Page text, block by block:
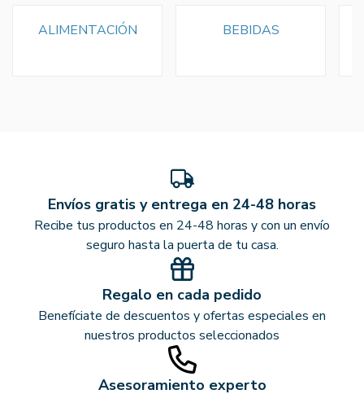
ALIMENTACIÓN BEBIDAS
Envíos gratis y entrega en 24-48 horas
Recibe tus productos en 24-48 horas y con un envío
seguro hasta la puerta de tu casa.
Regalo en cada pedido
Benefíciate de descuentos y ofertas especiales en
nuestros productos seleccionados
Asesoramiento experto